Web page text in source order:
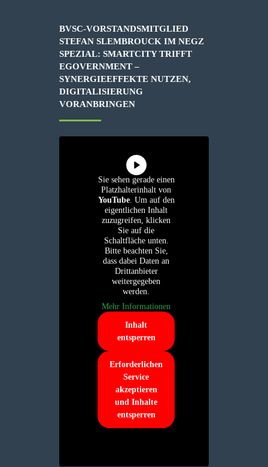
BVSC-VORSTANDSMITGLIED
STEFAN SLEMBROUCK IM NEGZ
SPEZIAL: SMARTCITY TRIFFT
EGOVERNMENT –
SYNERGIEEFFEKTE NUTZEN,
DIGITALISIERUNG
VORANBRINGEN
Sie sehen gerade einen
Platzhalterinhalt von
YouTube. Um auf den
eigentlichen Inhalt
zuzugreifen, klicken
Sie auf die
Schaltfläche unten.
Bitte beachten Sie,
dass dabei Daten an
Drittanbieter
weitergegeben
werden.
Mehr Informationen
Inhalt
entsperren
Erforderlichen
Service
akzeptieren
und Inhalte
entsperren